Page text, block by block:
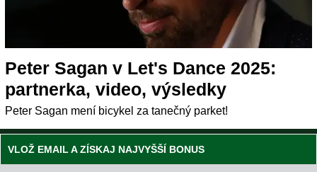
Peter Sagan v Let's Dance 2025:
partnerka, video, výsledky
Peter Sagan mení bicykel za tanečný parket!
VLOŽ EMAIL A ZÍSKAJ NAJVYŠŠÍ BONUS